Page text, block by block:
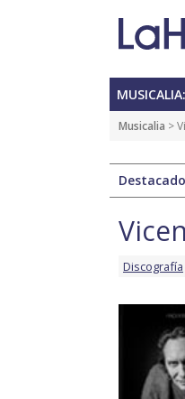
MUSICALIA:
Musicalia >
Discografía